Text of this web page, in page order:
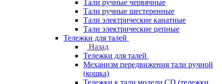
Тали ручные червячные
Тали ручные шестеренные
Тали электрические канатные
Тали электрические цепные
Тележки для талей
Назад
Тележки для талей
Механизм передвижения тали ручной
(кошка)
Тележки к тали модели CD (тележки